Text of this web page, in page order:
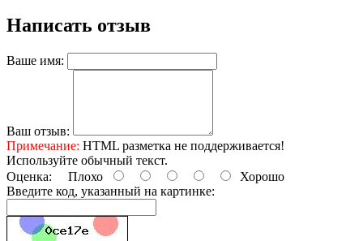
Написать отзыв
Ваше имя:
Ваш отзыв:
Примечание: HTML разметка не поддерживается!
Используйте обычный текст.
Оценка: Плохо
Хорошо
Введите код, указанный на картинке: